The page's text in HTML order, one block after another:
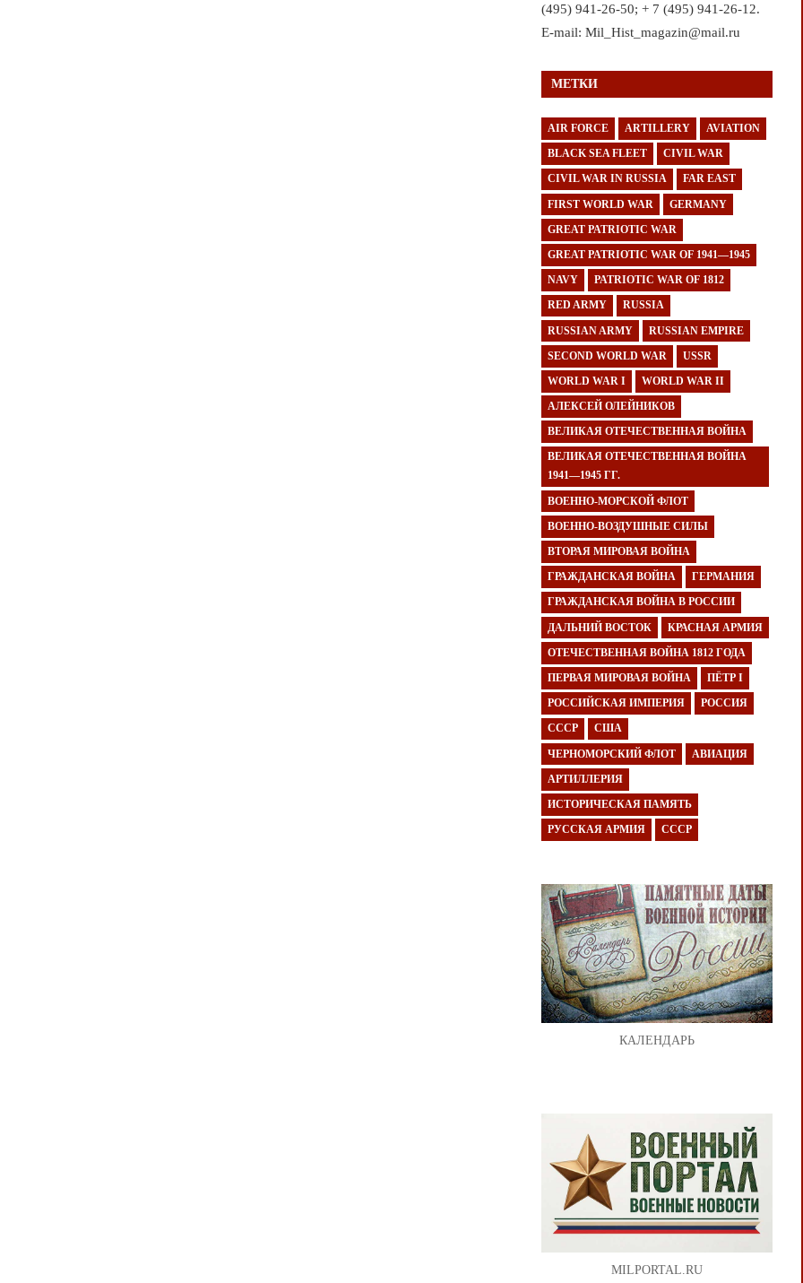
(495) 941-26-50; + 7 (495) 941-26-12.
E-mail: Mil_Hist_magazin@mail.ru
МЕТКИ
AIR FORCE ARTILLERY AVIATION
BLACK SEA FLEET CIVIL WAR
CIVIL WAR IN RUSSIA FAR EAST
FIRST WORLD WAR GERMANY
GREAT PATRIOTIC WAR
GREAT PATRIOTIC WAR OF 1941—1945
NAVY PATRIOTIC WAR OF 1812
RED ARMY RUSSIA
RUSSIAN ARMY RUSSIAN EMPIRE
SECOND WORLD WAR USSR
WORLD WAR I WORLD WAR II
АЛЕКСЕЙ ОЛЕЙНИКОВ
ВЕЛИКАЯ ОТЕЧЕСТВЕННАЯ ВОЙНА
ВЕЛИКАЯ ОТЕЧЕСТВЕННАЯ ВОЙНА
1941—1945 ГГ.
ВОЕННО-МОРСКОЙ ФЛОТ
ВОЕННО-ВОЗДУШНЫЕ СИЛЫ
ВТОРАЯ МИРОВАЯ ВОЙНА
ГРАЖДАНСКАЯ ВОЙНА ГЕРМАНИЯ
ГРАЖДАНСКАЯ ВОЙНА В РОССИИ
ДАЛЬНИЙ ВОСТОК КРАСНАЯ АРМИЯ
ОТЕЧЕСТВЕННАЯ ВОЙНА 1812 ГОДА
ПЕРВАЯ МИРОВАЯ ВОЙНА ПЁТР I
РОССИЙСКАЯ ИМПЕРИЯ РОССИЯ
СССР США
ЧЕРНОМОРСКИЙ ФЛОТ АВИАЦИЯ
АРТИЛЛЕРИЯ
ИСТОРИЧЕСКАЯ ПАМЯТЬ
РУССКАЯ АРМИЯ СССР
КАЛЕНДАРЬ
MILPORTAL.RU